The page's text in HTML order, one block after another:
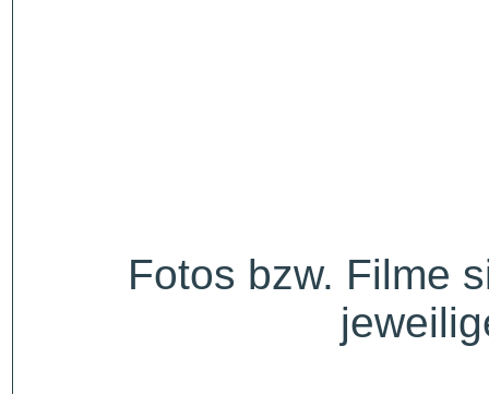
Fotos bzw. Filme